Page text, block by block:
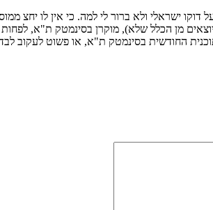
ישראלי ולא ברור לי למה. כי אין לו יחצ
יוצאים מן הכלל שלא), מוקרן בסינמטק ת"א,
החודשית בסינמטק ת"א, או פשוט לעקוב